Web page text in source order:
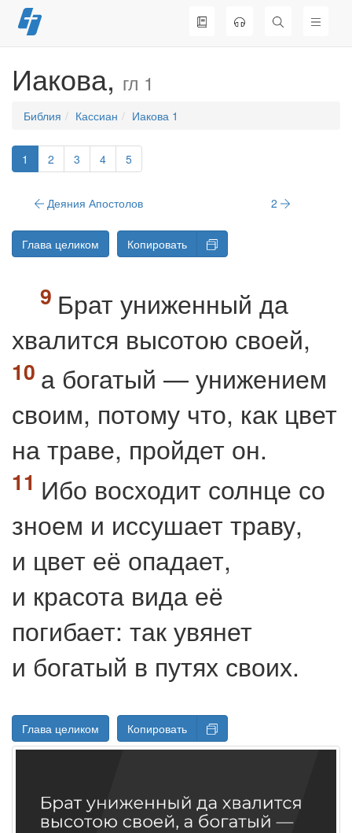
Перейти
к
Иакова, гл 1
Библия Кассиан Иакова 1
1 2 3 4 5
Деяния Апостолов 2
Глава целиком Копировать
Брат униженный да
хвалится высотою своей,
а богатый — унижением
своим, потому что, как цвет
на траве, пройдет он.
Ибо восходит солнце со
зноем и иссушает траву,
и цвет её опадает,
и красота вида её
погибает: так увянет
и богатый в путях своих.
Глава целиком Копировать